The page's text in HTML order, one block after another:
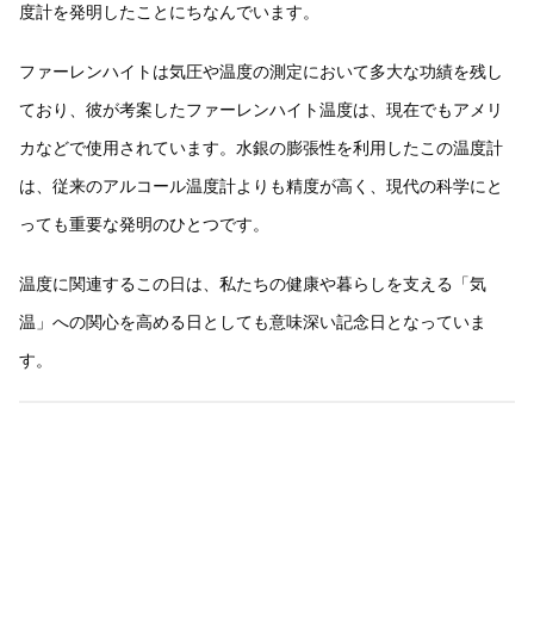
度計を発明したことにちなんでいます。
ファーレンハイトは気圧や温度の測定において多大な功績を残し
ており、彼が考案したファーレンハイト温度は、現在でもアメリ
カなどで使用されています。水銀の膨張性を利用したこの温度計
は、従来のアルコール温度計よりも精度が高く、現代の科学にと
っても重要な発明のひとつです。
温度に関連するこの日は、私たちの健康や暮らしを支える「気
温」への関心を高める日としても意味深い記念日となっていま
す。